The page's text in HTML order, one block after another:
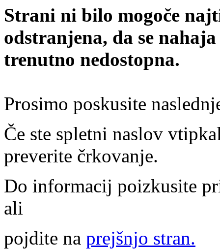
Strani ni bilo mogoče
odstranjena, da se
trenutno nedostopna.
Prosimo poskusite
Če ste spletni naslov
preverite črkovanje.
Do informacij poizkusite
ali
pojdite na prejšnjo stran.